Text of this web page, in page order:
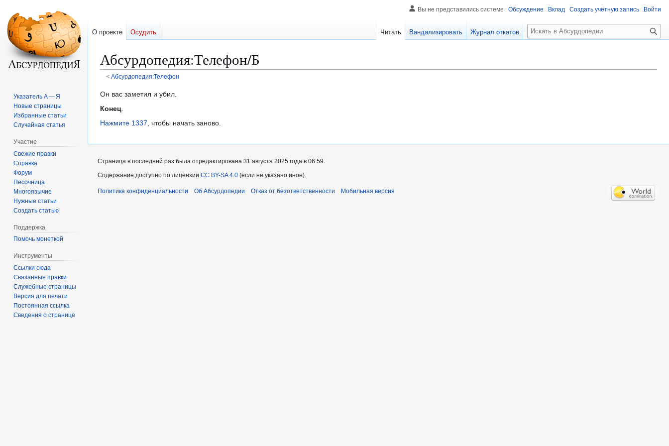
Абсурдопедия:Телефон/Б
< Абсурдопедия:Телефон
Перейти
к
Перейти
к
Он вас заметил и убил.
Конец
Нажмите 1337 , чтобы начать заново.
Вы не представились системе Обсуждение Вклад Создать учётную запись Войти
О проекте Осудить Читать Вандализировать Журнал откатов
П
о
к
Указатель А — Я
Новые страницы
Избранные статьи
Случайная статья
Участие
Свежие правки
Справка
Форум
Песочница
Многоязычие
Нужные статьи
Создать статью
Поддержка
Помочь монеткой
Инструменты
Ссылки сюда
Связанные правки
Служебные страницы
Версия для печати
Постоянная ссылка
Сведения о странице
Страница в последний раз была отредактирована 31 августа 2025 года в 06:59.
Содержание доступно по лицензии CC BY-SA 4.0 (если не указано иное).
Политика конфиденциальности Об Абсурдопедии Отказ от безответственности Мобильная версия